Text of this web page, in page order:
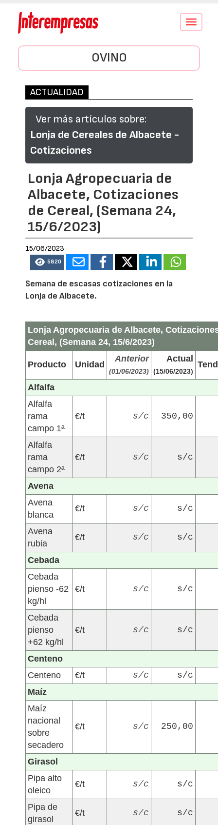
Conmutar
OVINO
ACTUALIDAD
Ver más artículos sobre:
Lonja de Cereales de Albacete -
Cotizaciones
Lonja Agropecuaria de
Albacete, Cotizaciones
de Cereal, (Semana 24,
15/6/2023)
15/06/2023
5820
Semana de escasas cotizaciones en la
Lonja de Albacete.
Lonja Agropecuaria de Albacete,
Cereal, (Semana 24, 15/6/2023)
Producto Unidad
Anterior
(01/06/2023)
Actual
(15/06/2023)
Alfalfa
Alfalfa
rama
campo 1ª
€/t s/c 350,00
Alfalfa
rama
campo 2ª
€/t s/c s/c
Avena
Avena
blanca
€/t s/c s/c
Avena
rubia
€/t s/c s/c
Cebada
Cebada
pienso -62
kg/hl
€/t s/c s/c
Cebada
pienso
+62 kg/hl
€/t s/c s/c
Centeno
Centeno
€/t s/c
s/c
Maíz
Maíz
nacional
sobre
secadero
€/t s/c 250,00
Girasol
Pipa alto
oleico
€/t s/c s/c
Pipa de
girasol
€/t s/c s/c